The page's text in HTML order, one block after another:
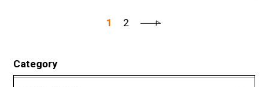
1 2
Category